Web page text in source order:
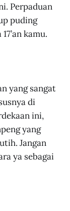
Perpaduan
puding
kamu.
yang sangat
di
ini,
yang
Jangan
ya sebagai